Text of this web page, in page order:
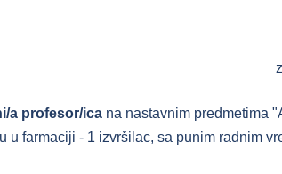
a profesor/ica na nastavnim predmetima
u farmaciji - 1 izvršilac, sa punim radnim